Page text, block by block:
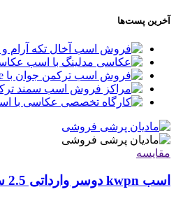
آخرین پست‌ها
مقایسه
اسب kwpn دوسر وارداتی 2.5 ساله پرشی